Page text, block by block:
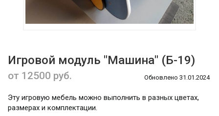
Игровой модуль "Машина" (Б-19)
от 12500 руб. Обновлено 31.01.2024
Эту игровую мебель можно выполнить в разных цветах,
размерах и комплектации.